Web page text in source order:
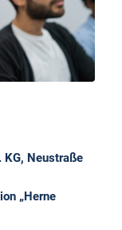
Neustraße
„Herne